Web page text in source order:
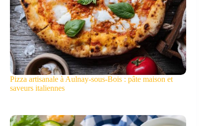
Pizza artisanale à Aulnay-sous-Bois : pâte maison et
saveurs italiennes